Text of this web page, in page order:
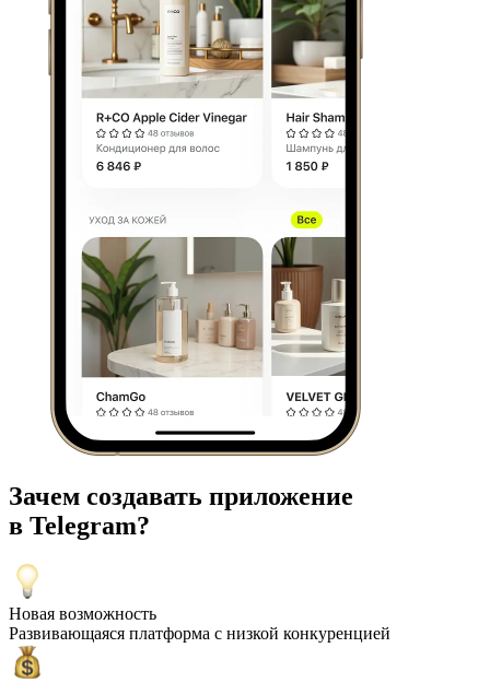
Зачем создавать приложение
в Telegram?
Новая возможность
Развивающаяся платформа с низкой конкуренцией